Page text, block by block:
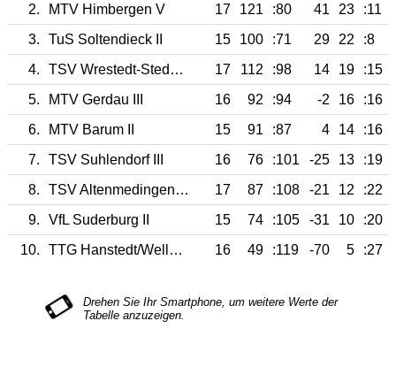
2.
MTV Himbergen V 17 121 :80 41 23
:11
3.
TuS Soltendieck II 15 100 :71 29 22
:8
4.
TSV Wrestedt-Stederdorf II 17 112 :98 14 19
:15
5.
MTV Gerdau III 16 92 :94 -2 16
:16
6.
MTV Barum II 15 91 :87 4 14
:16
7.
TSV Suhlendorf III 16 76 :101 -25 13
:19
8.
TSV Altenmedingen IV 17 87 :108 -21 12
:22
9.
VfL Suderburg II 15 74 :105 -31 10
:20
10.
TTG Hanstedt/Wellendorf II 16 49 :119 -70 5 :27